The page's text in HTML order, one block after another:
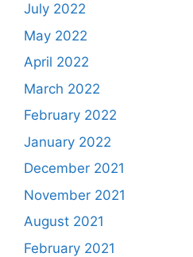
July 2022
May 2022
April 2022
March 2022
February 2022
January 2022
December 2021
November 2021
August 2021
February 2021